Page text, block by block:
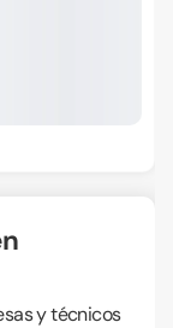
y técnicos